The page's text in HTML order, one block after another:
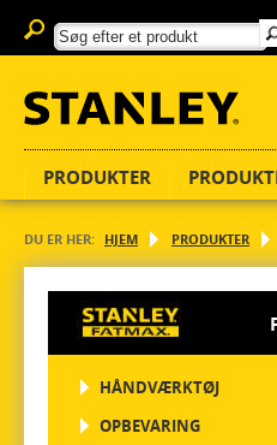
PRODUKTER
DU ER HER: HJEM PRODUKTER
HÅNDVÆRKTØJ
OPBEVARING